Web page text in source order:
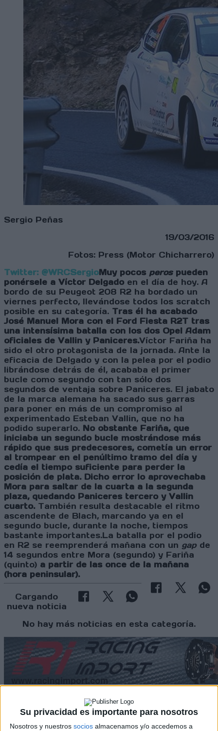
Su privacidad es importante para nosotros
Nosotros y nuestros socios almacenamos y/o accedemos a
Sergio Peñas
19/03/2016
Fotos: Press (Motor Chicharrero)
Twitter: @WRCSergioMuy pocos peros pueden
ponérsele a Víctor Delgado en el día de hoy. A
bordo de su Peugeot 208 R2 ha bordado un
viernes perfecto, llevándose todos los scratch
posible en su categoría. Tras él ha acabado
José Manuel Mora con el Ford Fiesta R2T tras
una intensísima batalla con los dos Opel Adam
oficiales de Vallin y Paniceres.Víctor Fariña ha
sido el otro protagonista de la jornada. Ante la
eficacia de Delgado y con la pelea por el podio
librándose detrás de él, acababa el primer
bucle como segundo con tan sólo dos
segundos de ventaja sobre Paniceres. El jabato
de la marca alemana ha sacado sus garras
para poner en más de un compromiso al
experimentado Esteban Vallin, que no ha
podido superarlo. No obstante Fariña, que
iniciaba un segundo bucle mostrándose más
rápido que sus predecesores, cometía un error
al trompear en el penúltimo tramo del día y
cedía el tiempo suficiente para perder la
posición de plata. Dicho error lo aprovechaba
Mora para saltar de la cuarta a la segunda
plaza, quedando Paniceres tercero y Vallin
cuarto. También resulta destacable el ritmo
ascendente de Blach, marcando ya en el
segundo bucle, durante la noche, tiempos
bastante importantes.La batalla por el podio
en R2 se reemprenderá mañana con un gap de
14 segundos entre Mora (segundo) y Fariña
(quinto) a partir de las once de la mañana
(hora peninsular).
Cargando
nueva noticia
No hay más noticias en esta categoría.
Rallyes